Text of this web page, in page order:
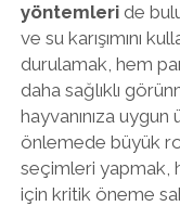
yöntemleride
ve su karışımını
durulamak, hem
daha sağlıklı
hayvanınıza
önlemede büyük rol
seçimleri yapmak,
için kritik öneme